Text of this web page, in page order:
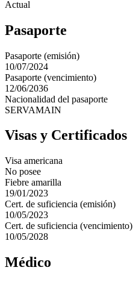
Actual
Pasaporte
Pasaporte (emisión)
10/07/2024
Pasaporte (vencimiento)
12/06/2036
Nacionalidad del pasaporte
SERVAMAIN
Visas y Certificados
Visa americana
No posee
Fiebre amarilla
19/01/2023
Cert. de suficiencia (emisión)
10/05/2023
Cert. de suficiencia (vencimiento)
10/05/2028
Médico